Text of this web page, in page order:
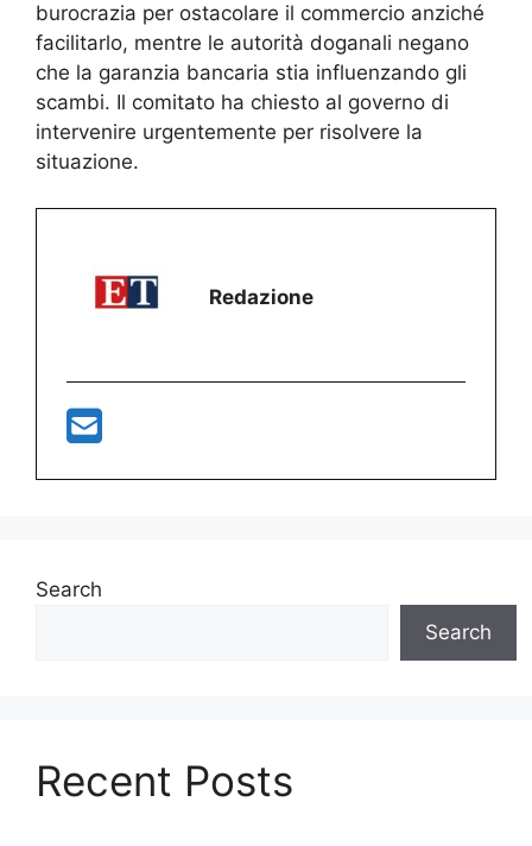
burocrazia per ostacolare il commercio anziché
facilitarlo, mentre le autorità doganali negano
che la garanzia bancaria stia influenzando gli
scambi. Il comitato ha chiesto al governo di
intervenire urgentemente per risolvere la
situazione.
Redazione
Search
Search
Recent Posts